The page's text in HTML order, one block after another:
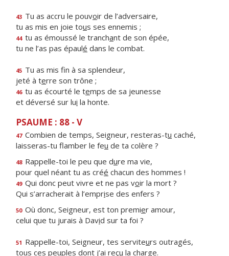
43 Tu as accru le pouvoir de l’adversaire,
tu as mis en joie tous ses ennemis ;
44 tu as émoussé le tranchant de son épée,
tu ne l’as pas épaulé dans le combat.
45 Tu as mis fn à sa splendeur,
jeté à terre son trône ;
46 tu as écourté le temps de sa jeunesse
et déversé sur lui la honte.
PSAUME : 88 - V
47 Combien de temps, Seigneur, resteras-tu caché,
laisseras-tu flamber le feu de ta colère ?
48 Rappelle-toi le peu que dure ma vie,
pour quel néant tu as créé chacun des hommes !
49 Qui donc peut vivre et ne pas voir la mort ?
Qui s’arracherait à l’emprise des enfers ?
50 Où donc, Seigneur, est ton premier amour,
celui que tu jurais à David sur ta foi ?
51 Rappelle-toi, Seigneur, tes serviteurs outragés,
tous ces peuples dont j’ai reçu la charge.